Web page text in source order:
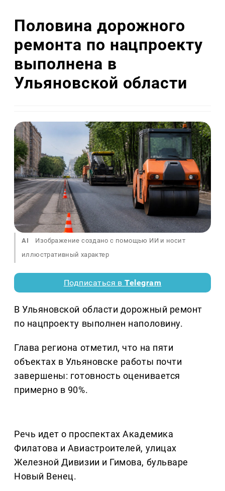
Половина дорожного
ремонта по нацпроекту
выполнена в
Ульяновской области
AI
Изображение создано с помощью ИИ и носит
иллюстративный характер
Подписаться вTelegram
В Ульяновской области дорожный ремонт
по нацпроекту выполнен наполовину.
Глава региона отметил, что на пяти
объектах в Ульяновске работы почти
завершены: готовность оценивается
примерно в 90%.
Речь идет о проспектах Академика
Филатова и Авиастроителей, улицах
Железной Дивизии и Гимова, бульваре
Новый Венец.